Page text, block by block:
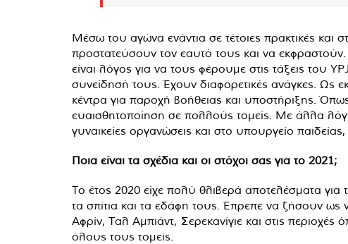
Μέσω του αγώνα ενάντια σε τέτοιες πρακτικές και
προστατεύσουν τον εαυτό τους και να
είναι λόγος για να τους φέρουμε στις τάξεις του
συνείδησή τους. Έχουν διαφορετικές ανάγκες. Ως
κέντρα για παροχή βοήθειας και υποστήριξης.
ευαισθητοποίηση σε πολλούς τομείς. Με άλλα
γυναικείες οργανώσεις και στο υπουργείο
Ποια είναι τα σχέδια και οι στόχοι σας για το 2021;
Το έτος 2020 είχε πολύ θλιβερά αποτελέσματα
τα σπίτια και τα εδάφη τους. Έπρεπε να ζήσουν
Αφρίν, Ταλ Αμπιάντ, Σερεκανίγιε και στις
όλους τους τομείς.